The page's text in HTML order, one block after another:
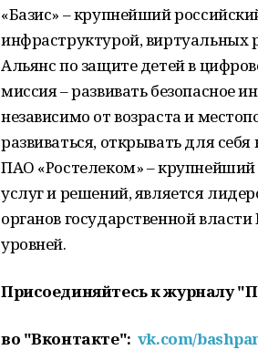
«Базис» – крупнейший
инфраструктурой, виртуальных
Альянс по защите детей в
миссия – развивать безопасное
независимо от возраста и
развиваться, открывать для
ПАО «Ростелеком» –
услуг и решений, является
органов государственной
уровней.
Присоединяйтесь к журналу
во "Вконтакте": vk.com/